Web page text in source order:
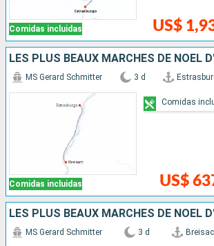
Comidas incluidas US$
Comidas incluidas
MS Gerard Schmitter 3 d
US$
Comidas
MS Gerard Schmitter 3 d